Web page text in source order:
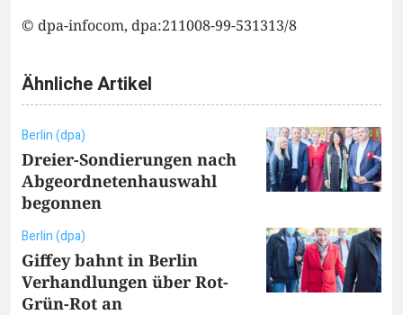
© dpa-infocom, dpa:211008-99-531313/8
Ähnliche Artikel
Berlin (dpa)
Dreier-Sondierungen nach
Abgeordnetenhauswahl
begonnen
Berlin (dpa)
Giffey bahnt in Berlin
Verhandlungen über Rot-
Grün-Rot an